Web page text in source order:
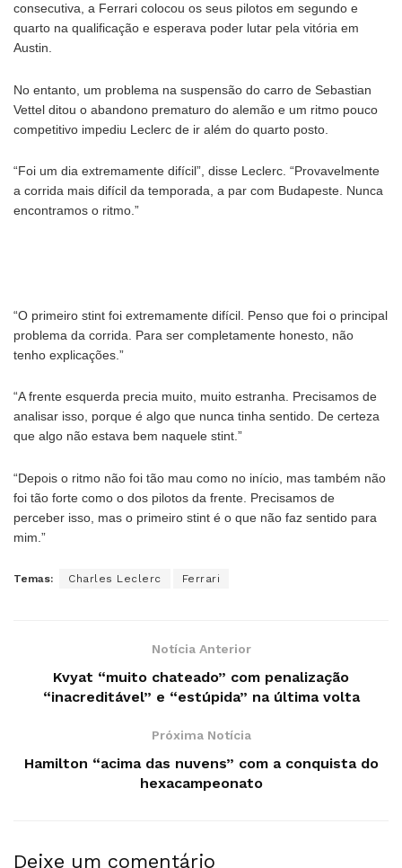
consecutiva, a Ferrari colocou os seus pilotos em segundo e
quarto na qualificação e esperava poder lutar pela vitória em
Austin.
No entanto, um problema na suspensão do carro de Sebastian
Vettel ditou o abandono prematuro do alemão e um ritmo pouco
competitivo impediu Leclerc de ir além do quarto posto.
“Foi um dia extremamente difícil”, disse Leclerc. “Provavelmente
a corrida mais difícil da temporada, a par com Budapeste. Nunca
encontramos o ritmo.”
“O primeiro stint foi extremamente difícil. Penso que foi o principal
problema da corrida. Para ser completamente honesto, não
tenho explicações.”
“A frente esquerda precia muito, muito estranha. Precisamos de
analisar isso, porque é algo que nunca tinha sentido. De certeza
que algo não estava bem naquele stint.”
“Depois o ritmo não foi tão mau como no início, mas também não
foi tão forte como o dos pilotos da frente. Precisamos de
perceber isso, mas o primeiro stint é o que não faz sentido para
mim.”
Temas: Charles Leclerc Ferrari
Notícia Anterior
Kvyat “muito chateado” com penalização
“inacreditável” e “estúpida” na última volta
Próxima Notícia
Hamilton “acima das nuvens” com a conquista do
hexacampeonato
Deixe um comentário